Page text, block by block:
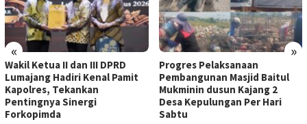
« »
Wakil Ketua II dan III DPRD
Lumajang Hadiri Kenal Pamit
Kapolres, Tekankan
Pentingnya Sinergi
Forkopimda
Progres Pelaksanaan
Pembangunan Masjid Baitul
Mukminin dusun Kajang 2
Desa Kepulungan Per Hari
Sabtu